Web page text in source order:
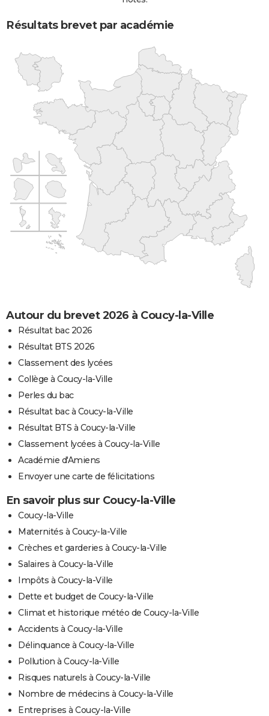
Résultats brevet par académie
Autour du brevet 2026 à Coucy-la-Ville
Résultat bac 2026
Résultat BTS 2026
Classement des lycées
Collège à Coucy-la-Ville
Perles du bac
Résultat bac à Coucy-la-Ville
Résultat BTS à Coucy-la-Ville
Classement lycées à Coucy-la-Ville
Académie d'Amiens
Envoyer une carte de félicitations
En savoir plus sur Coucy-la-Ville
Coucy-la-Ville
Maternités à Coucy-la-Ville
Crèches et garderies à Coucy-la-Ville
Salaires à Coucy-la-Ville
Impôts à Coucy-la-Ville
Dette et budget de Coucy-la-Ville
Climat et historique météo de Coucy-la-Ville
Accidents à Coucy-la-Ville
Délinquance à Coucy-la-Ville
Pollution à Coucy-la-Ville
Risques naturels à Coucy-la-Ville
Nombre de médecins à Coucy-la-Ville
Entreprises à Coucy-la-Ville